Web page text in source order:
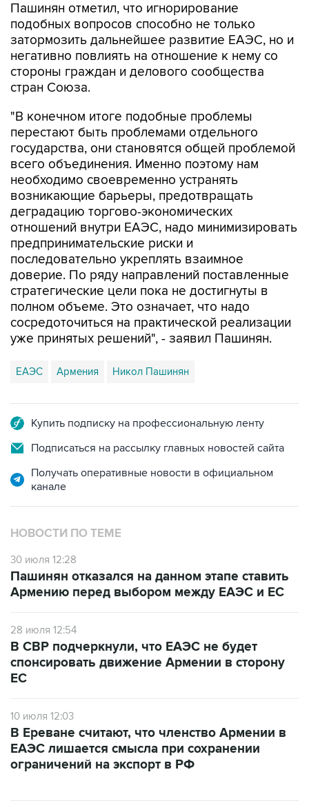
Пашинян отметил, что игнорирование
подобных вопросов способно не только
затормозить дальнейшее развитие ЕАЭС, но и
негативно повлиять на отношение к нему со
стороны граждан и делового сообщества
стран Союза.
"В конечном итоге подобные проблемы
перестают быть проблемами отдельного
государства, они становятся общей проблемой
всего объединения. Именно поэтому нам
необходимо своевременно устранять
возникающие барьеры, предотвращать
деградацию торгово-экономических
отношений внутри ЕАЭС, надо минимизировать
предпринимательские риски и
последовательно укреплять взаимное
доверие. По ряду направлений поставленные
стратегические цели пока не достигнуты в
полном объеме. Это означает, что надо
сосредоточиться на практической реализации
уже принятых решений", - заявил Пашинян.
ЕАЭС Армения Никол Пашинян
Купить подписку на профессиональную ленту
Подписаться на рассылку главных новостей сайта
Получать оперативные новости в официальном
канале
НОВОСТИ ПО ТЕМЕ
30 июля 12:28
Пашинян отказался на данном этапе ставить
Армению перед выбором между ЕАЭС и ЕС
28 июля 12:54
В СВР подчеркнули, что ЕАЭС не будет
спонсировать движение Армении в сторону
ЕС
10 июля 12:03
В Ереване считают, что членство Армении в
ЕАЭС лишается смысла при сохранении
ограничений на экспорт в РФ